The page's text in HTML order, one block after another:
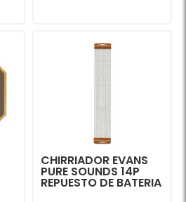
CHIRRIADOR EVANS
PURE SOUNDS 14P
REPUESTO DE BATERIA